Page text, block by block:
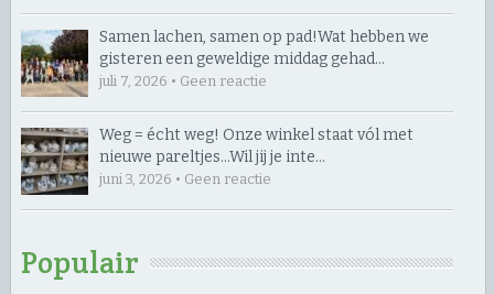
Samen lachen, samen op pad! ​Wat hebben we
gisteren een geweldige middag gehad…
juli 7, 2026 • Geen reactie
Weg = écht weg! Onze winkel staat vól met
nieuwe pareltjes… ​Wil jij je inte…
juni 3, 2026 • Geen reactie
Populair